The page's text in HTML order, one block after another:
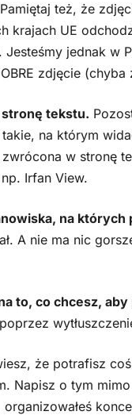
też, że
krajach UE
jednak w
zdjęcie
tekstu.
na którym
zwrócona w stronę
Irfan View.
na których
A nie ma nic
to, co chcesz, aby
że potrafisz
Napisz o tym
organizowałeś